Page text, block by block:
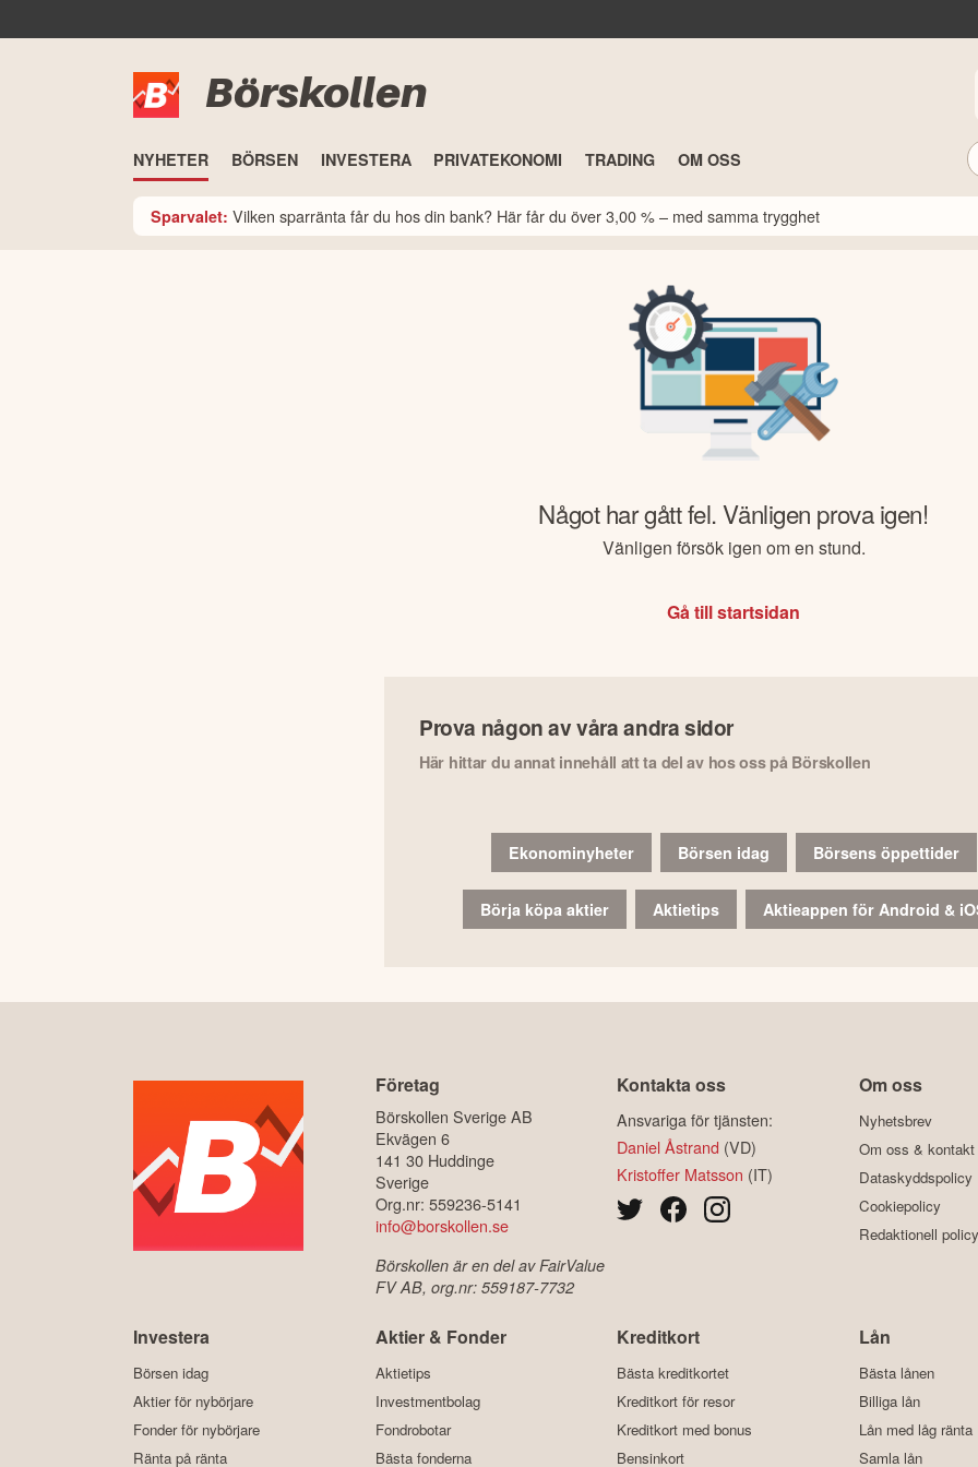
Börskollen
NYHETER BÖRSEN INVESTERA PRIVATEKONOMI TRADING OM OSS
Sparvalet: Vilken sparränta får du hos din bank? Här får du över 3,00 % – med samma trygghet
Något har gått fel. Vänligen prova igen!
Vänligen försök igen om en stund.
Gå till startsidan
Prova någon av våra andra sidor
Här hittar du annat innehåll att ta del av hos oss på Börskollen
Ekonominyheter Börsen idag Börsens öppettider
Börja köpa aktier Aktietips Aktieappen för Android &
Företag
Börskollen Sverige AB
Ekvägen 6
141 30 Huddinge
Sverige
Org.nr: 559236-5141
info@borskollen.se
Börskollen är en del av FairValue
FV AB, org.nr: 559187-7732
Kontakta oss
Ansvariga för tjänsten:
Daniel Åstrand (VD)
Kristoffer Matsson (IT)
Om oss
Nyhetsbrev
Om oss & kontakt
Dataskyddspolicy
Cookiepolicy
Redaktionell policy
Investera
Börsen idag
Aktier för nybörjare
Fonder för nybörjare
Ränta på ränta
Aktier & Fonder
Aktietips
Investmentbolag
Fondrobotar
Bästa fonderna
Kreditkort
Bästa kreditkortet
Kreditkort för resor
Kreditkort med bonus
Bensinkort
Lån
Bästa lånen
Billiga lån
Lån med låg ränta
Samla lån